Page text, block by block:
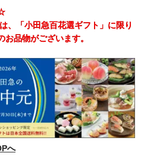
、「小田急百花選ギフト」に限り
品物がございます。
へ